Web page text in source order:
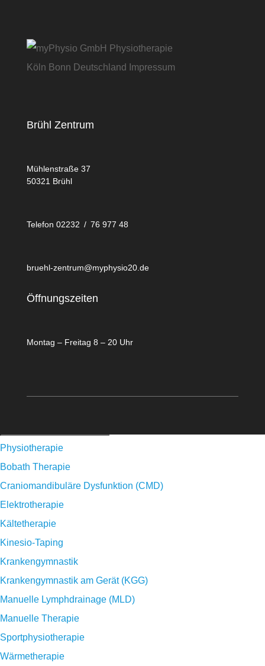
Brühl Zentrum
Mühlenstraße 37
50321 Brühl
Telefon 02232 / 76 977 48
bruehl-zentrum@myphysio20.de
Öffnungszeiten
Montag – Freitag 8 – 20 Uhr
Physiotherapie
Bobath Therapie
Craniomandibuläre Dysfunktion (CMD)
Elektrotherapie
Kältetherapie
Kinesio-Taping
Krankengymnastik
Krankengymnastik am Gerät (KGG)
Manuelle Lymphdrainage (MLD)
Manuelle Therapie
Sportphysiotherapie
Wärmetherapie